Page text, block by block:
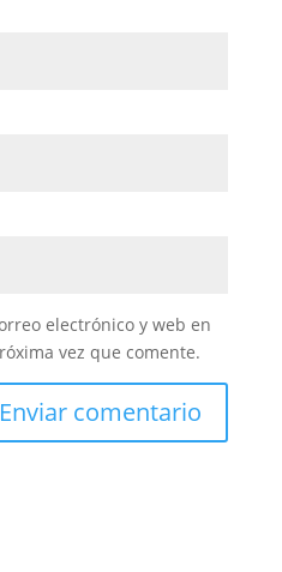
electrónico y web en
vez que comente.